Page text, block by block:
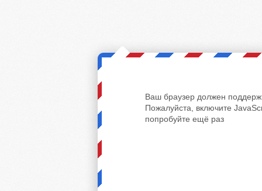
Ваш браузер должен
Пожалуйста, включите
попробуйте ещё раз